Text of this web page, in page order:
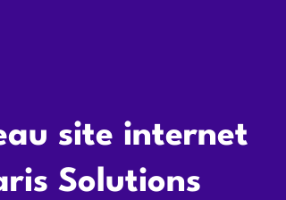
site internet
Solutions